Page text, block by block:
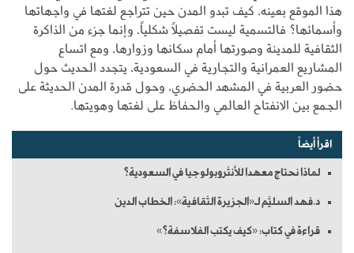
هذا الموقع بعينه، كيف تبدو المدن حين تتراجع لغتها في واجهاتها
وأسمائها؟ فالتسمية ليست تفصيلاً شكلياً، وإنما جزء من الذاكرة
الثقافية للمدينة وصورتها أمام سكانها وزوارها، ومع اتساع
المشاريع العمرانية والتجارية في السعودية، يتجدد الحديث حول
حضور العربية في المشهد الحضري، وحول قدرة المدن الحديثة على
الجمع بين الانفتاح العالمي والحفاظ على لغتها وهويتها.
اقرأ أيضاً
لماذا نحتاج معهدا للأنثروبولوجيا في السعودية؟
د.فهد السليَّم لـ«الجزيرة الثقافية»: الخطاب الدين
قراءة في كتاب: «كيف يكتب الفلاسفة؟»